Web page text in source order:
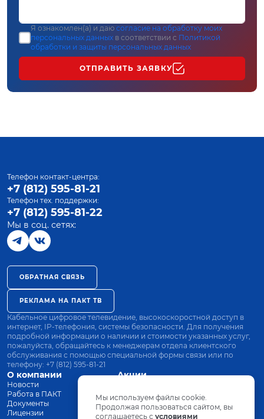
Я ознакомлен(а) и даю согласие на обработку моих
персональных данных в соответствии с Политикой
обработки и защиты персональных данных
ОТПРАВИТЬ ЗАЯВКУ
О компании
Новости
Работа в ПАКТ
Документы
Лицензии
Акции
Оплата
Оборудование
Телефон контакт-центра:
+7 (812) 595-81-21
Телефон тех. поддержки:
+7 (812) 595-81-22
Мы в соц. сетях:
ОБРАТНАЯ СВЯЗЬ
РЕКЛАМА НА ПАКТ ТВ
Кабельное цифровое телевидение, высокоскоростной доступ в
интернет, IP-телефония, системы безопасности. Для получения
подробной информации о наличии и стоимости указанных услуг,
пожалуйста, обращайтесь к менеджерам отдела клиентского
обслуживания с помощью специальной формы связи или по
телефону: +7 (812) 595-81-21
Мы используем файлы cookie.
Продолжая пользоваться сайтом, вы
соглашаетесь с условиями